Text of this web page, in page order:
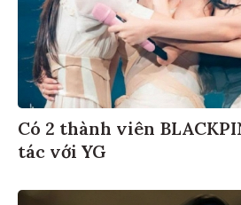
Có 2 thành viên
tác với YG